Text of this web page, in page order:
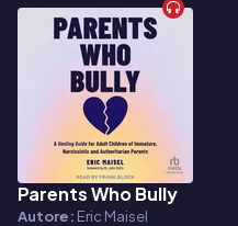
Audiolibro
Parents Who Bully
Autore: Eric Maisel